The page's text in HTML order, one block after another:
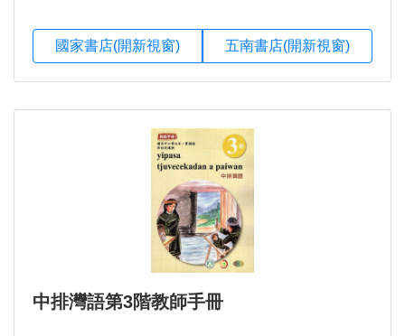
國家書店(開新視窗) 五南書店(開新視窗)
中排灣語第3階教師手冊